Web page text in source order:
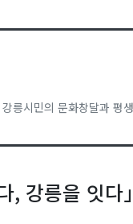
릉시민의 문화창달과 평
, 강릉을 잇